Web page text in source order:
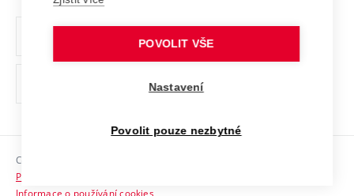
Ochrana osobních údajů
odkaz)
Sociální bezpečí
HR Award
Copyright © 2026 VUT
Prohlášení o přístupnosti
Informace o používání cookies
POVOLIT VŠE
Nastavení
Povolit pouze nezbytné